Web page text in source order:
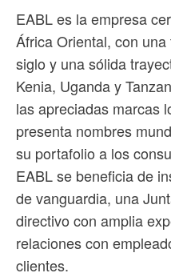
EABL es la empresa
África Oriental, con
siglo y una sólida
Kenia, Uganda y
las apreciadas marcas
presenta nombres
su portafolio a los
EABL se beneficia de
de vanguardia, una
directivo con amplia
relaciones con
clientes.